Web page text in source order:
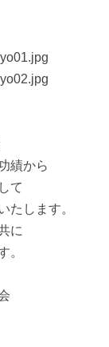
績から
て
たします。
に
。